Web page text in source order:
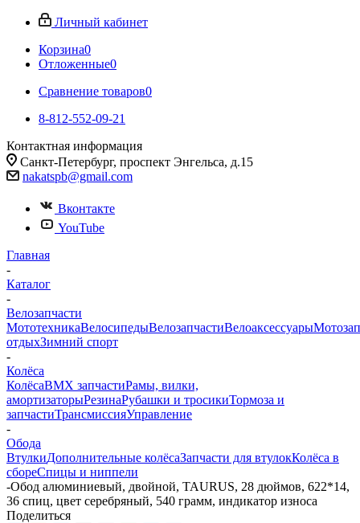
Личный кабинет
Корзина0
Отложенные0
Сравнение товаров0
8-812-552-09-21
Контактная информация
Санкт-Петербург, проспект Энгельса, д.15
nakatspb@gmail.com
Вконтакте
YouTube
Главная
-
Каталог
-
Велозапчасти
МототехникаВелосипедыВелозапчастиВелоаксессуары
отдыхЗимний спорт
-
Колёса
КолёсаBMX запчастиРамы, вилки,
амортизаторыРезинаРубашки и тросикиТормоза и
запчастиТрансмиссияУправление
-
Обода
ВтулкиДополнительные колёсаЗапчасти для втулокКолёса в
сбореСпицы и ниппели
-Обод алюминиевый, двойной, TAURUS, 28 дюймов, 622*14,
36 спиц, цвет серебряный, 540 грамм, индикатор износа
Поделиться